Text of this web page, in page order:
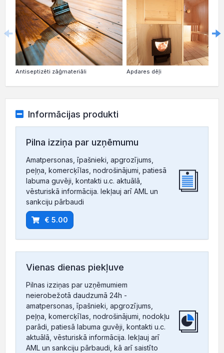
Antiseptizēti zāģmateriāli Apdares dēļi
Informācijas produkti
Pilna izziņa par uzņēmumu
Amatpersonas, īpašnieki, apgrozījums,
peļņa, komercķīlas, nodrošinājumi, patiesā
labuma guvēji, kontakti u.c. aktuālā,
vēsturiskā informācija. Iekļauj arī AML un
sankciju pārbaudi
€ 5.00
Vienas dienas piekļuve
Pilnas izziņas par uzņēmumiem
neierobežotā daudzumā 24h -
amatpersonas, īpašnieki, apgrozījums,
peļņa, komercķīlas, nodrošinājumi, nodokļu
parādi, patiesā labuma guvēji, kontakti u.c.
aktuālā, vēsturiskā informācija. Iekļauj arī
AML un sankciju pārbaudi, kā arī saistīto